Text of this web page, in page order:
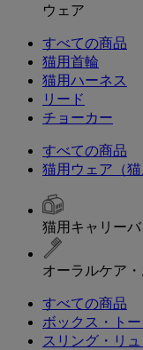
ウェア
すべての商品
猫用首輪
猫用ハーネス
リード
チョーカー
すべての商品
猫用ウェア（猫
猫用キャリー
オーラルケア
すべての商品
ボックス・トー
スリング・リュ